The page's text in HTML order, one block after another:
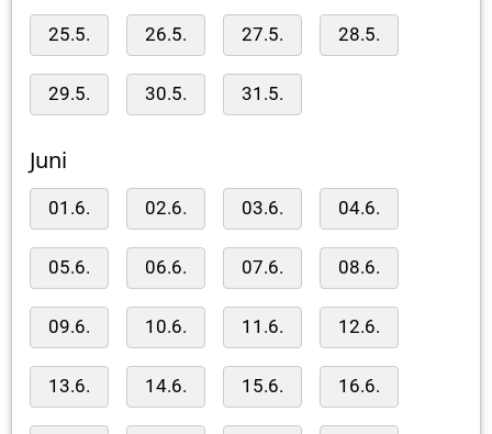
25.5. 26.5. 27.5. 28.5.
29.5. 30.5. 31.5.
Juni
01.6. 02.6. 03.6. 04.6.
05.6. 06.6. 07.6. 08.6.
09.6. 10.6. 11.6. 12.6.
13.6. 14.6. 15.6. 16.6.